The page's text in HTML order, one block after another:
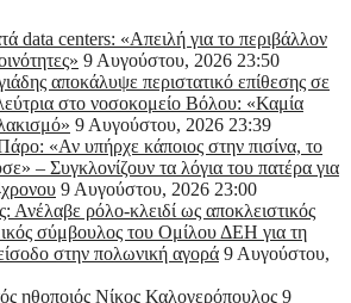
data centers: «Απειλή για το περιβάλλον
9 Αυγούστου, 2026 23:50
αποκάλυψε περιστατικό επίθεσης σε
στο νοσοκομείο Βόλου: «Καμία
9 Αυγούστου, 2026 23:39
«Αν υπήρχε κάποιος στην πισίνα, το
– Συγκλονίζουν τα λόγια του πατέρα για
9 Αυγούστου, 2026 23:00
Ανέλαβε ρόλο-κλειδί ως αποκλειστικός
σύμβουλος του Ομίλου ΔΕΗ για τη
στην πολωνική αγορά 9 Αυγούστου,
ηθοποιός Νίκος Καλογερόπουλος 9